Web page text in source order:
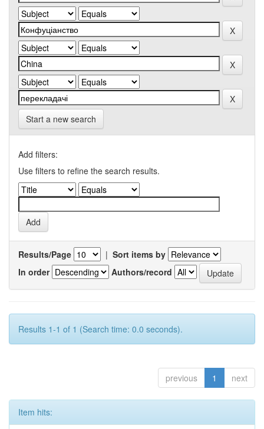
Start a new search
Add filters:
Use filters to refine the search results.
Results/Page | Sort items by
In order
Authors/record
Results 1-1 of 1 (Search time: 0.0 seconds).
previous 1 next
Item hits: